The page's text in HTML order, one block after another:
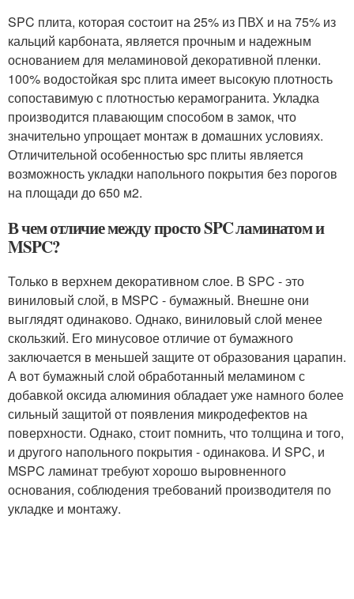
SPC плита, которая состоит на 25% из ПВХ и на 75% из
кальций карбоната, является прочным и надежным
основанием для меламиновой декоративной пленки.
100% водостойкая spc плита имеет высокую плотность
сопоставимую с плотностью керамогранита. Укладка
производится плавающим способом в замок, что
значительно упрощает монтаж в домашних условиях.
Отличительной особенностью spc плиты является
возможность укладки напольного покрытия без порогов
на площади до 650 м2.
В чем отличие между просто SPC ламинатом и
MSPC?
Только в верхнем декоративном слое. В SPC - это
виниловый слой, в MSPC - бумажный. Внешне они
выглядят одинаково. Однако, виниловый слой менее
скользкий. Его минусовое отличие от бумажного
заключается в меньшей защите от образования царапин.
А вот бумажный слой обработанный меламином с
добавкой оксида алюминия обладает уже намного более
сильный защитой от появления микродефектов на
поверхности. Однако, стоит помнить, что толщина и того,
и другого напольного покрытия - одинакова. И SPC, и
MSPC ламинат требуют хорошо выровненного
основания, соблюдения требований производителя по
укладке и монтажу.